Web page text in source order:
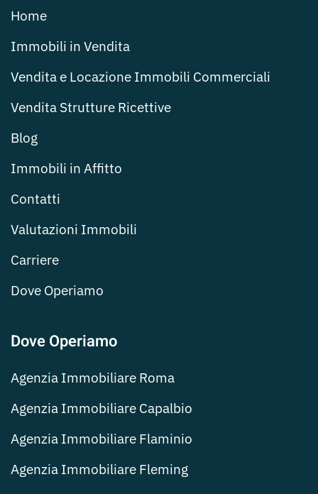
Home
Immobili in Vendita
Vendita e Locazione Immobili Commerciali
Vendita Strutture Ricettive
Blog
Immobili in Affitto
Contatti
Valutazioni Immobili
Carriere
Dove Operiamo
Dove Operiamo
Agenzia Immobiliare Roma
Agenzia Immobiliare Capalbio
Agenzia Immobiliare Flaminio
Agenzia Immobiliare Fleming